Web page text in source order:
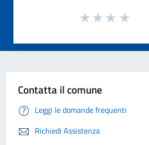
Contatta il comune
Leggi le domande frequenti
Richiedi Assistenza